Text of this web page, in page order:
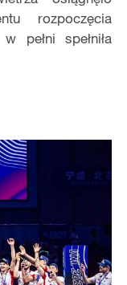
rozpoczęcia
pełni spełniła